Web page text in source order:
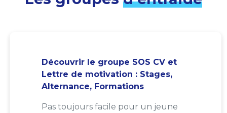
Découvrir le groupe SOS CV et
Lettre de motivation : Stages,
Alternance, Formations
Pas toujours facile pour un jeune